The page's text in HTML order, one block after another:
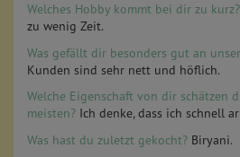
Welches Hobby kommt bei dir zu kurz?
zu wenig Zeit.
Was gefällt dir besonders gut an
Kunden sind sehr nett und höflich.
Welche Eigenschaft von dir schätzen
meisten? Ich denke, dass ich schnell
Was hast du zuletzt gekocht? Biryani.